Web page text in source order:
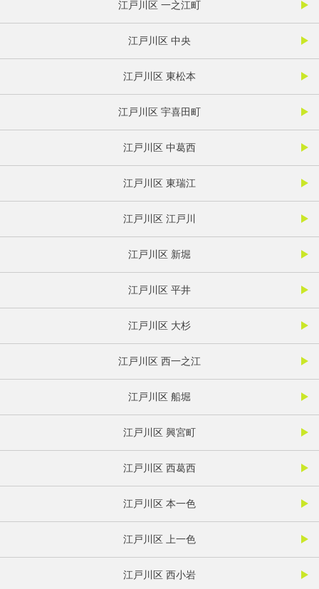
江戸川区 一之江町
江戸川区 中央
江戸川区 東松本
江戸川区 宇喜田町
江戸川区 中葛西
江戸川区 東瑞江
江戸川区 江戸川
江戸川区 新堀
江戸川区 平井
江戸川区 大杉
江戸川区 西一之江
江戸川区 船堀
江戸川区 興宮町
江戸川区 西葛西
江戸川区 本一色
江戸川区 上一色
江戸川区 西小岩